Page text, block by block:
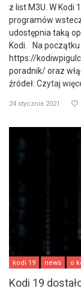
z list M3U. W Kodi
programów
udostępnia taką
Kodi. Na początku
https://
poradnik/ oraz
źródeł: Czytaj
24 stycznia 2021
kodi 19 news o
Kodi 19